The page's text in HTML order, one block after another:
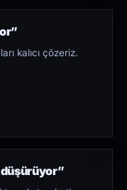
kalıcı çözeriz.